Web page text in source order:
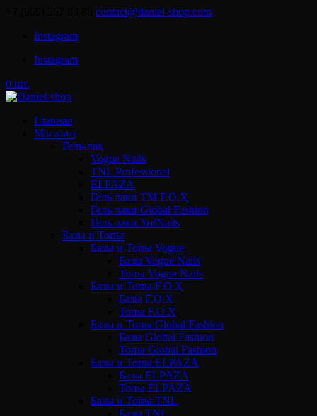
contact@daniel-shop.com
Instagram
Instagram
0 шт.
Главная
Магазин
Гель-лак
Vogue Nails
TNL Professional
ELPAZA
Гель лаки ТМ F.O.X
Гель лаки Global Fashion
Гель лаки Yo!Nails
Базы и Топы
Базы и Топы Vogue
Базы Vogue Nails
Топы Vogue Nails
Базы и Топы F.O.X
Базы F.O.X
Топы F.O.X
Базы и Топы Global Fashion
Базы Global Fashion
Топы Global Fashion
Базы и Топы ELPAZA
Базы ELPAZA
Топы ELPAZA
Базы и Топы TNL
Базы TNL